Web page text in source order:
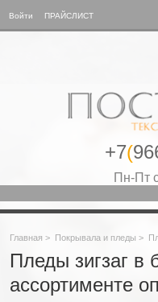
Войти ПРАЙСЛИСТ
+7(
Пн-Пт
Главная > Покрывала и пледы >
Пледы зигзаг в
ассортименте